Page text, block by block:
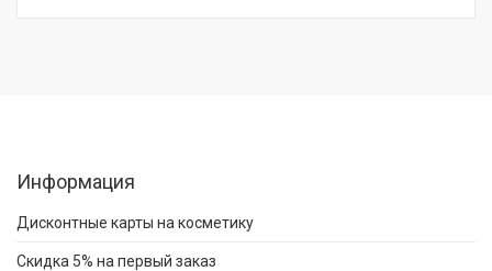
Информация
Дисконтные карты на косметику
Скидка 5% на первый заказ